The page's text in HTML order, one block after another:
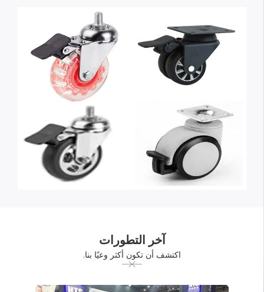
آخر التطورات
اكتشف أن تكون أكثر وعيًا بنا.